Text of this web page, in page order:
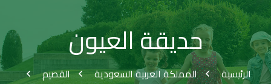
حديقة العيون
الرئيسية المملكة العربية السعودية
القصيم